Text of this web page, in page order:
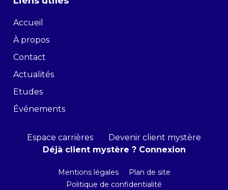
Accueil
À propos
Contact
Actualités
Etudes
Événements
Espace carrières
Devenir client mystère
Déjà client mystère ? Connexion
Mentions légales
Plan de site
Politique de confidentialité